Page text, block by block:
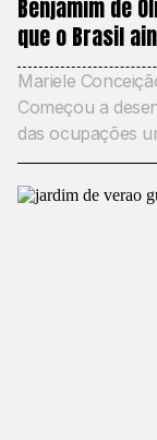
Benjamim de
que o Brasil
Mariele
Começou a
das ocupações